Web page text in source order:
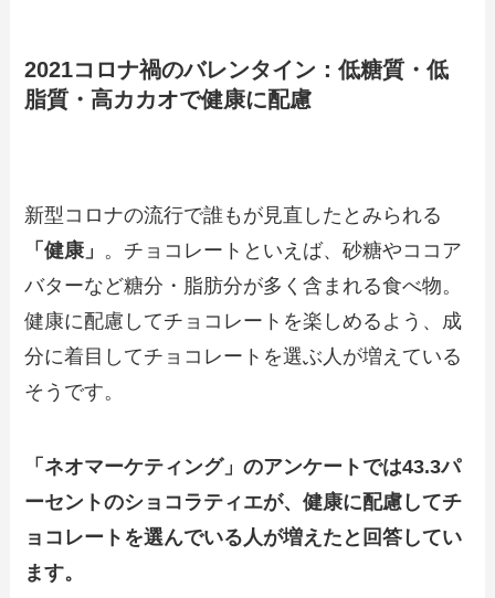
2021コロナ禍のバレンタイン：低糖質・低
脂質・高カカオで健康に配慮
新型コロナの流行で誰もが見直したとみられる
「健康」 。チョコレートといえば、砂糖やココア
バターなど糖分・脂肪分が多く含まれる食べ物。
健康に配慮してチョコレートを楽しめるよう、成
分に着目してチョコレートを選ぶ人が増えている
そうです。
「ネオマーケティング」のアンケートでは43.3パ
ーセントのショコラティエが、健康に配慮してチ
ョコレートを選んでいる人が増えたと回答してい
ます。